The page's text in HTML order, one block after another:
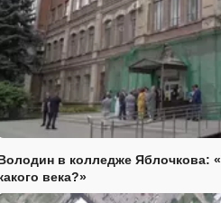
в колледже Яблочкова:
века?»